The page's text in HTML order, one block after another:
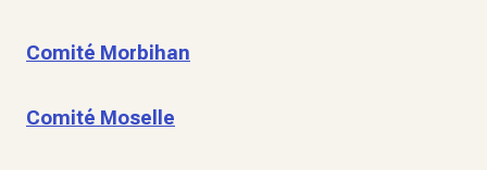
Comité Morbihan
Comité Moselle